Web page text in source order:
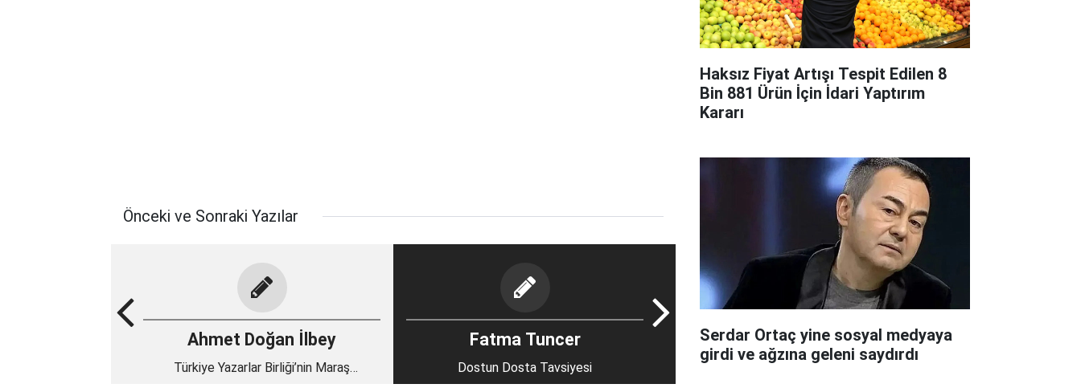
Önceki ve Sonraki Yazılar
Ahmet Doğan İlbey
Türkiye Yazarlar Birliği’nin Maraş
Fatma Tuncer
Dostun Dosta Tavsiyesi
Haksız Fiyat Artışı Tespit Edilen 8
Bin 881 Ürün İçin İdari Yaptırım
Kararı
Serdar Ortaç yine sosyal medyaya
girdi ve ağzına geleni saydırdı